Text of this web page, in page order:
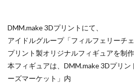
DMM.make 3Dプリントにて、
アイドルグループ「フィルフェリーチ
プリント製オリジナルフィギュアを制作
本フィギュアは、DMM.make 3Dプリ
ーズマーケット」内